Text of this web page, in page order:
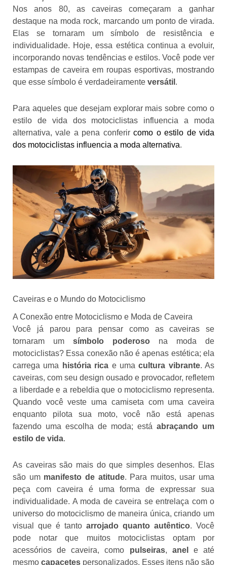
Nos anos 80, as caveiras começaram a ganhar
destaque na moda rock, marcando um ponto de virada.
Elas se tornaram um símbolo de resistência e
individualidade. Hoje, essa estética continua a evoluir,
incorporando novas tendências e estilos. Você pode ver
estampas de caveira em roupas esportivas, mostrando
que esse símbolo é verdadeiramente versátil .
Para aqueles que desejam explorar mais sobre como o
estilo de vida dos motociclistas influencia a moda
alternativa, vale a pena conferircomo o estilo de vida
dos motociclistas influencia a moda alternativa.
Caveiras e o Mundo do Motociclismo
A Conexão entre Motociclismo e Moda de Caveira
Você já parou para pensar como as caveiras se
tornaram um símbolo poderoso na moda de
motociclistas? Essa conexão não é apenas estética; ela
carrega uma
história rica e umacultura vibrante. As
caveiras, com seu design ousado e provocador, refletem
a liberdade e a rebeldia que o motociclismo representa.
Quando você veste uma camiseta com uma caveira
enquanto pilota sua moto, você não está apenas
fazendo uma escolha de moda; está abraçando um
estilo de vida.
As caveiras são mais do que simples desenhos. Elas
são um manifesto de atitude. Para muitos, usar uma
peça com caveira é uma forma de expressar sua
individualidade. A moda de caveira se entrelaça com o
universo do motociclismo de maneira única, criando um
visual que é tanto arrojado quanto autêntico. Você
pode notar que muitos motociclistas optam por
acessórios de caveira, como pulseiras, anel
e até
mesmo capacetes personalizados. Esses itens não são